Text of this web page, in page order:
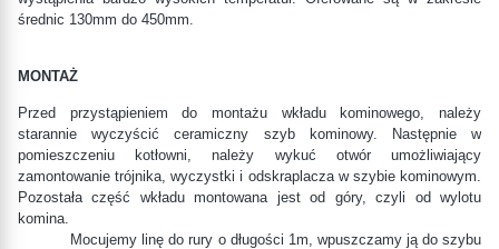
średnic 130mm do 450mm.
MONTAŻ
Przed przystąpieniem do montażu wkładu kominowego, należy
starannie wyczyścić ceramiczny szyb kominowy. Następnie w
pomieszczeniu kotłowni, należy wykuć otwór umożliwiający
zamontowanie trójnika, wyczystki i odskraplacza w szybie kominowym.
Pozostała część wkładu montowana jest od góry, czyli od wylotu
komina.
Mocujemy linę do rury o długości 1m, wpuszczamy ją do szybu